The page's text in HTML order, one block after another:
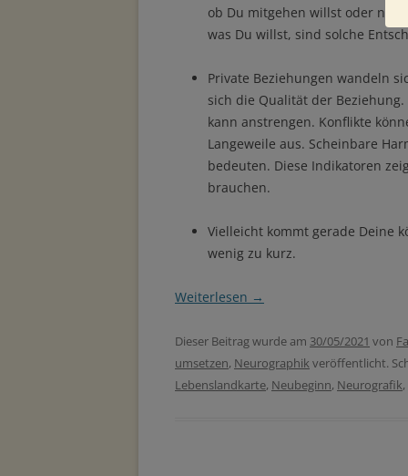
ob Du mitgehen willst oder
was Du willst, sind solche
Private Beziehungen wandeln
sich die Qualität der
kann anstrengen. Konflikte
Langeweile aus. Scheinbare
bedeuten. Diese Indikatoren
brauchen.
Vielleicht kommt gerade Deine
wenig zu kurz.
Weiterlesen →
Dieser Beitrag wurde am 30/05/2021 von
umsetzen, Neurographik veröffentlicht.
Lebenslandkarte, Neubeginn, Neurografik,